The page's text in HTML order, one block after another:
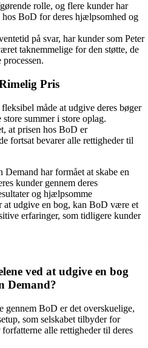
rolle, og flere kunder har
BoD for deres hjælpsomhed og
på svar, har kunder som Peter
taknemmelige for den støtte, de
Pris
måde at udgive deres bøger
summer i store oplag.
at prisen hos BoD er
fortsat bevarer alle rettigheder til
har formået at skabe en
kunder gennem deres
og hjælpsomme
at udgive en bog, kan BoD være et
erfaringer, som tidligere kunder
ved at udgive en bog
Demand?
gennem BoD er det overskuelige,
som selskabet tilbyder for
alle rettigheder til deres